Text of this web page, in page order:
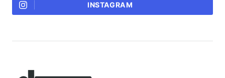
INSTAGRAM